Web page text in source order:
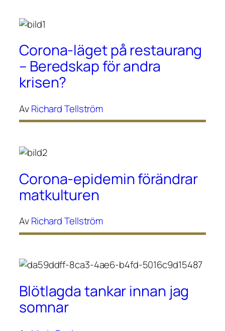
Corona-läget på restaurang
– Beredskap för andra
krisen?
AvRichard Tellström
Corona-epidemin förändrar
matkulturen
AvRichard Tellström
Blötlagda tankar innan jag
somnar